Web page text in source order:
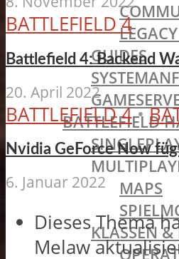
GUIDES
BATTLEFIELD
MAPS
KLASSEN
BATTLEFIELD 4
Battlefield 4: Backend
20. April 2022
BATTLEFIELD 4 •
Nvidia GeForce Now
6. Januar 2022
Dieses Thema
Melaw